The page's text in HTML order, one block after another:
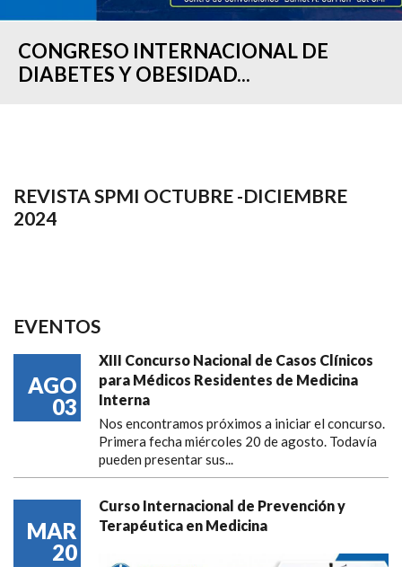
CONGRESO INTERNACIONAL DE
DIABETES Y OBESIDAD...
REVISTA SPMI OCTUBRE -DICIEMBRE
2024
EVENTOS
AGO
03
XIII Concurso Nacional de Casos Clínicos
para Médicos Residentes de Medicina
Interna
Nos encontramos próximos a iniciar el concurso.
Primera fecha miércoles 20 de agosto. Todavía
pueden presentar sus...
MAR
20
Curso Internacional de Prevención y
Terapéutica en Medicina